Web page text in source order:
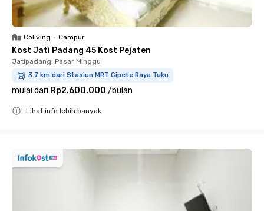
Coliving • Campur
Kost Jati Padang 45 Kost Pejaten
Jatipadang, Pasar Minggu
3.7 km dari Stasiun MRT Cipete Raya Tuku
mulai dari Rp2.600.000 /bulan
Lihat info lebih banyak